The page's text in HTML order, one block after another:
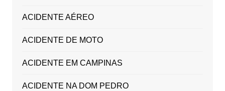
ACIDENTE AÉREO
ACIDENTE DE MOTO
ACIDENTE EM CAMPINAS
ACIDENTE NA DOM PEDRO